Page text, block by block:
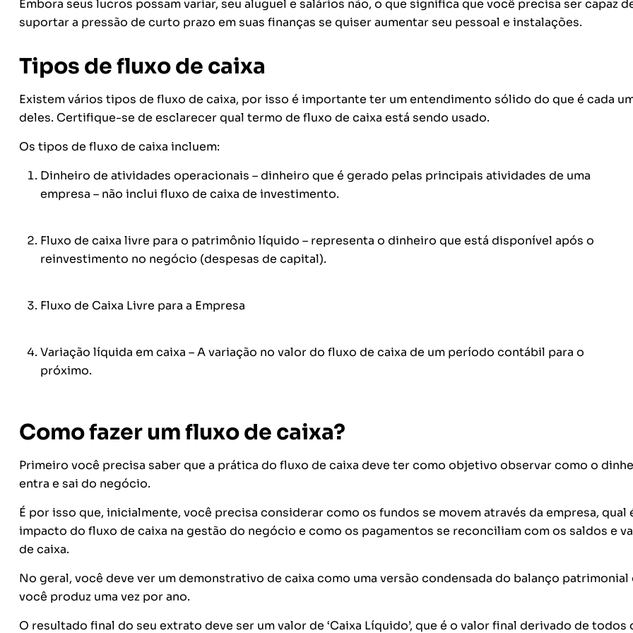
Embora seus lucros possam variar, seu aluguel e salários não, o que significa que você precisa ser capaz
suportar a pressão de curto prazo em suas finanças se quiser aumentar seu pessoal e instalações.
Tipos de fluxo de caixa
Existem vários tipos de fluxo de caixa, por isso é importante ter um entendimento sólido do que é cada
deles. Certifique-se de esclarecer qual termo de fluxo de caixa está sendo usado.
Os tipos de fluxo de caixa incluem:
Dinheiro de atividades operacionais – dinheiro que é gerado pelas principais atividades de uma
empresa – não inclui fluxo de caixa de investimento.
Fluxo de caixa livre para o patrimônio líquido – representa o dinheiro que está disponível após o
reinvestimento no negócio (despesas de capital).
Fluxo de Caixa Livre para a Empresa
Variação líquida em caixa – A variação no valor do fluxo de caixa de um período contábil para o
próximo.
Como fazer um fluxo de caixa?
Primeiro você precisa saber que a prática do fluxo de caixa deve ter como objetivo observar como o
entra e sai do negócio.
É por isso que, inicialmente, você precisa considerar como os fundos se movem através da empresa, qual
impacto do fluxo de caixa na gestão do negócio e como os pagamentos se reconciliam com os saldos e
de caixa.
No geral, você deve ver um demonstrativo de caixa como uma versão condensada do balanço patrimonial
você produz uma vez por ano.
O resultado final do seu extrato deve ser um valor de ‘Caixa Líquido’, que é o valor final derivado de todos